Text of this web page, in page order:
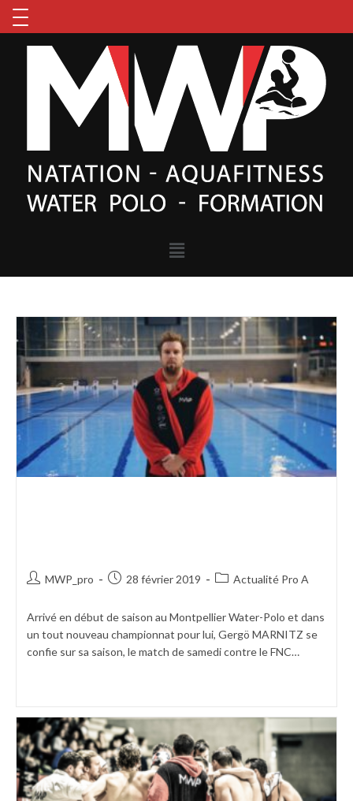
MWP_pro 28 février 2019 Actualité Pro A
Arrivé en début de saison au Montpellier Water-Polo et dans
un tout nouveau championnat pour lui, Gergö MARNITZ se
confie sur sa saison, le match de samedi contre le FNC…